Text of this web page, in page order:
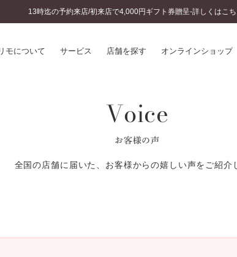
13時迄の予約来店/初来店で4,000円ギフト券贈呈-詳しくはこ
モについて サービス 店舗を探す オンラインショップ
のこだわり
婚約指輪とは
結婚指輪とは
セットリングとは
ショップブログ
Voice
お客様の声
全国の店舗に届いた、お客様からの嬉しい声をご紹介